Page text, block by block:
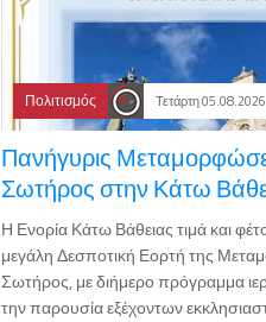
Πολιτισμός Τετάρτη 05.08.2026
Πανήγυρις
Σωτήρος στην Κάτω
Η Ενορία Κάτω Βάθειας τιμά και
μεγάλη Δεσποτική Εορτή της
Σωτήρος, με διήμερο πρόγραμμα
την παρουσία εξέχοντων